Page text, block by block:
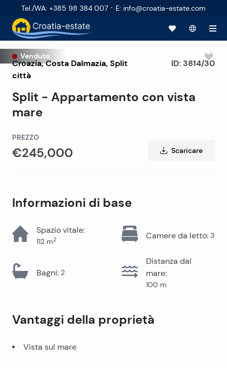
Tel./WA: +385 98 384 007 · E: info@croatia-estate.com
Venduto
Croazia,Costa Dalmazia, Split
città
Split - Appartamento con vista
mare
ID: 3814/30
PREZZO
€245,000 Scaricare
Informazioni di base
Spazio vitale:
112 m2 Camere da letto: 3
Bagni: 2
Distanza dal
mare:
100 m
Vantaggi della proprietà
Vista sul mare